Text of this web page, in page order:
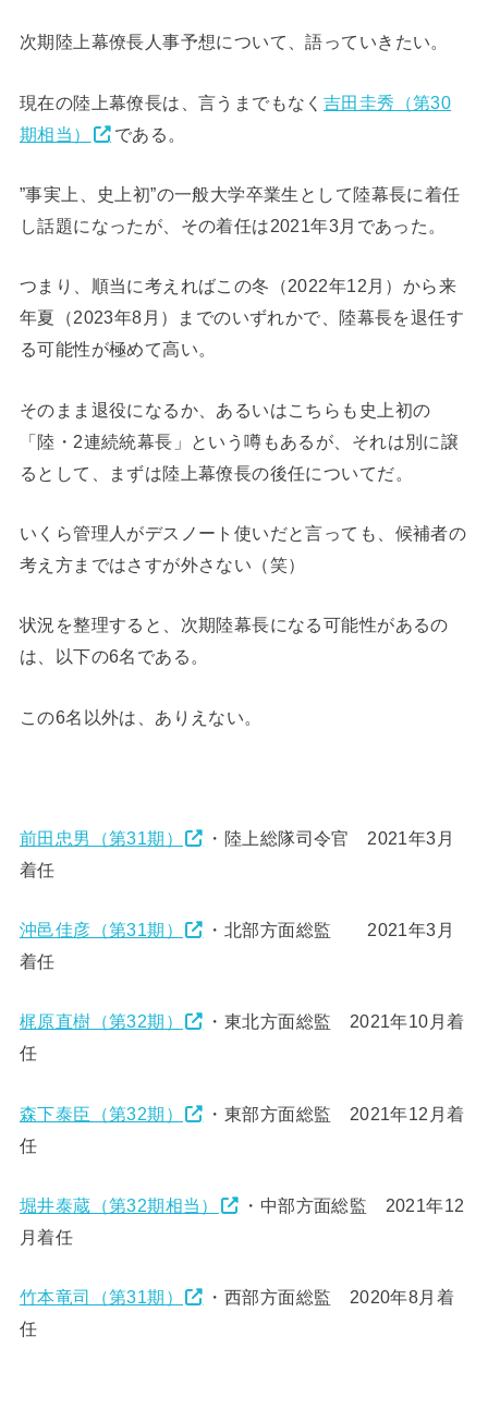
次期陸上幕僚長人事予想について、語っていきたい。
現在の陸上幕僚長は、言うまでもなく 吉田圭秀（第30
期相当）
である。
”事実上、史上初”の一般大学卒業生として陸幕長に着任
し話題になったが、その着任は2021年3月であった。
つまり、順当に考えればこの冬（2022年12月）から来
年夏（2023年8月）までのいずれかで、陸幕長を退任す
る可能性が極めて高い。
そのまま退役になるか、あるいはこちらも史上初の
「陸・2連続統幕長」という噂もあるが、それは別に譲
るとして、まずは陸上幕僚長の後任についてだ。
いくら管理人がデスノート使いだと言っても、候補者の
考え方まではさすが外さない（笑）
状況を整理すると、次期陸幕長になる可能性があるの
は、以下の6名である。
この6名以外は、ありえない。
前田忠男（第31期）
・陸上総隊司令官 2021年3月
着任
沖邑佳彦（第31期）
・北部方面総監 2021年3月
着任
梶原直樹（第32期）
・東北方面総監 2021年10月着
任
森下泰臣（第32期）
・東部方面総監 2021年12月着
任
堀井泰蔵（第32期相当）
・中部方面総監 2021年12
月着任
竹本竜司（第31期）
・西部方面総監 2020年8月着
任